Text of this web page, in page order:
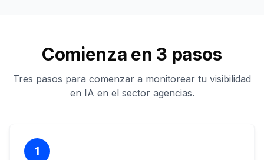
Comienza en 3 pasos
Tres pasos para comenzar a monitorear tu visibilidad
en IA en el sector agencias.
1